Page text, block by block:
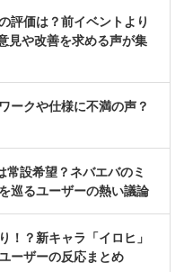
評価は？前イベントより
見や改善を求める声が集
ークや仕様に不満の声？
常設希望？ネバエバのミ
巡るユーザーの熱い議論
！？新キャラ「イロヒ」
ーザーの反応まとめ